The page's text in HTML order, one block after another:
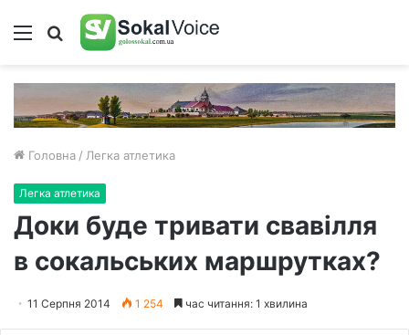
Меню Пошук
Головна / Легка атлетика
Легка атлетика
Доки буде тривати свавілля
в сокальських маршрутках?
11 Серпня 2014 1 254 час читання: 1 хвилина